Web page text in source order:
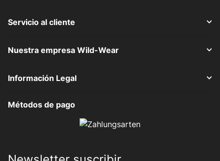
Servicio al cliente
Nuestra empresa Wild-Wear
Información Legal
Métodos de pago